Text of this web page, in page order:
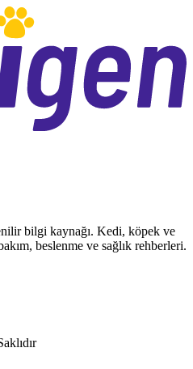
bilgi kaynağı. Kedi, köpek ve
beslenme ve sağlık rehberleri.